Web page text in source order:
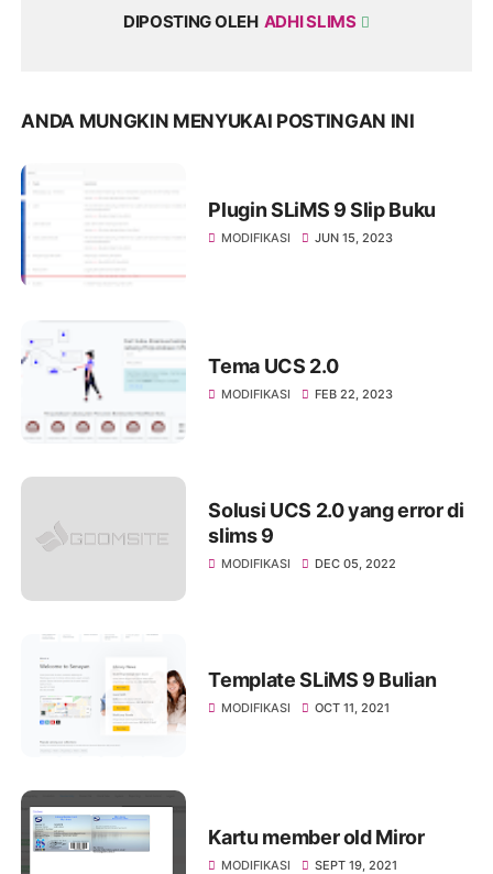
DIPOSTING OLEH ADHI SLIMS
ANDA MUNGKIN MENYUKAI POSTINGAN INI
Plugin SLiMS 9 Slip Buku
MODIFIKASI JUN 15, 2023
Tema UCS 2.0
MODIFIKASI FEB 22, 2023
Solusi UCS 2.0 yang error di
slims 9
MODIFIKASI DEC 05, 2022
Template SLiMS 9 Bulian
MODIFIKASI OCT 11, 2021
Kartu member old Miror
MODIFIKASI SEPT 19, 2021